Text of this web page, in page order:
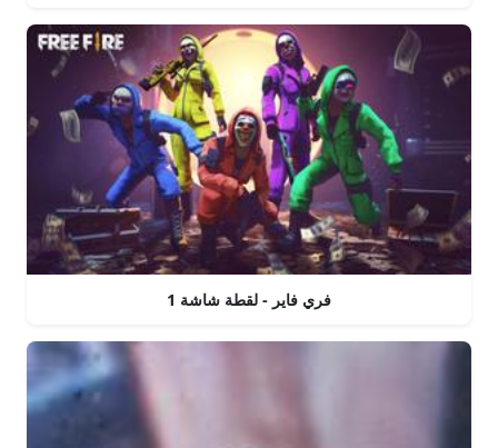
فري فاير - لقطة شاشة 1